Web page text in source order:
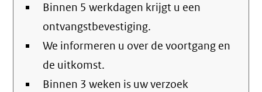
Binnen 5 werkdagen krijgt u een
ontvangstbevestiging.
We informeren u over de voortgang en
de uitkomst.
Binnen 3 weken is uw verzoek